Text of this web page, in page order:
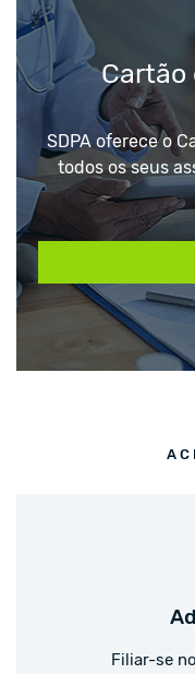
Cartão
SDPA oferece o
todos os seus
Filiar-se